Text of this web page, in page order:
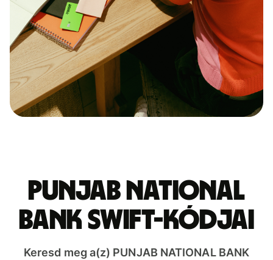
PUNJAB NATIONAL
BANK SWIFT-kódjai
Keresd meg a(z) PUNJAB NATIONAL BANK